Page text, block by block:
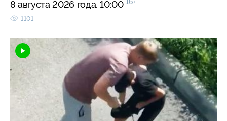
8 августа 2026 года. 10:00 16+
1101